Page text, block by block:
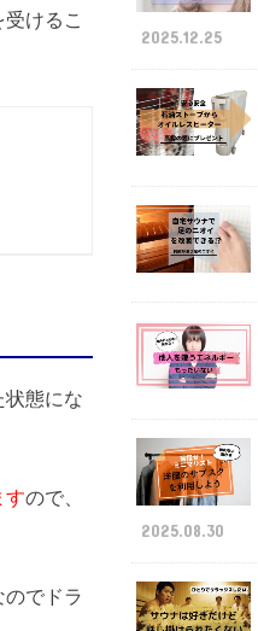
けるこ
状態にな
すので、
でドラ
2025.12.25
2025.08.30